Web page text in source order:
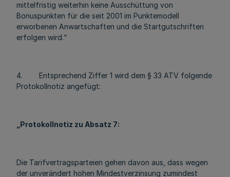
mittelfristig weiterhin keine Ausschüttung von
Bonuspunkten für die seit 2001 im Punktemodell
erworbenen Anwartschaften und die Startgutschriften
erfolgen wird.“
4. Entsprechend Ziffer 1 wird dem § 33 ATV folgende
Protokollnotiz angefügt:
„Protokollnotiz zu Absatz 7:
Die Tarifvertragsparteien gehen davon aus, dass wegen
der unverändert hohen Mindestverzinsung zumindest